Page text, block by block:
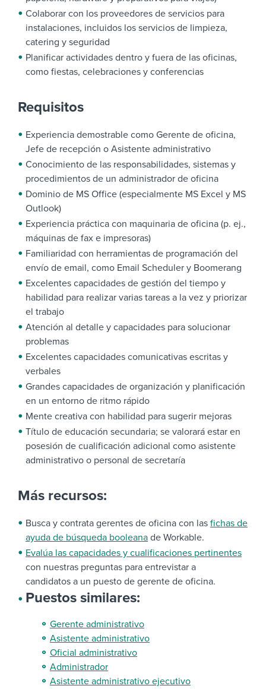
Colaborar con los proveedores de servicios para
instalaciones, incluidos los servicios de limpieza,
catering y seguridad
Planificar actividades dentro y fuera de las oficinas,
como fiestas, celebraciones y conferencias
Requisitos
Experiencia demostrable como Gerente de oficina,
Jefe de recepción o Asistente administrativo
Conocimiento de las responsabilidades, sistemas y
procedimientos de un administrador de oficina
Dominio de MS Office (especialmente MS Excel y MS
Outlook)
Experiencia práctica con maquinaria de oficina (p. ej.,
máquinas de fax e impresoras)
Familiaridad con herramientas de programación del
envío de email, como Email Scheduler y Boomerang
Excelentes capacidades de gestión del tiempo y
habilidad para realizar varias tareas a la vez y priorizar
el trabajo
Atención al detalle y capacidades para solucionar
problemas
Excelentes capacidades comunicativas escritas y
verbales
Grandes capacidades de organización y planificación
en un entorno de ritmo rápido
Mente creativa con habilidad para sugerir mejoras
Título de educación secundaria; se valorará estar en
posesión de cualificación adicional como asistente
administrativo o personal de secretaría
Más recursos:
Busca y contrata gerentes de oficina con las fichas de
ayuda de búsqueda booleana de Workable.
Evalúa las capacidades y cualificaciones pertinentes
con nuestras preguntas para entrevistar a
candidatos a un puesto de gerente de oficina.
Puestos similares:
Gerente administrativo
Asistente administrativo
Oficial administrativo
Administrador
Asistente administrativo ejecutivo